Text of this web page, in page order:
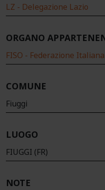
LZ - Delegazione Lazio
ORGANO
FISO - Federazione
COMUNE
Fiuggi
LUOGO
FIUGGI (FR)
NOTE